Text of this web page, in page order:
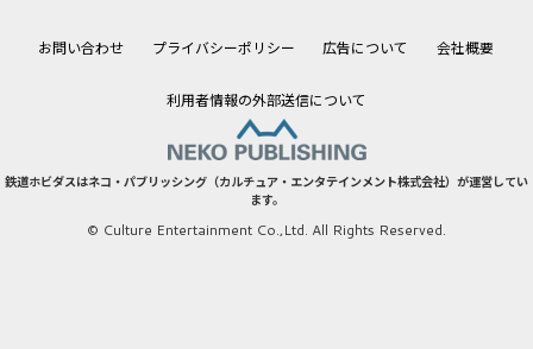
お問い合わせ プライバシーポリシー 広告について 会社概要
利用者情報の外部送信について
鉄道ホビダスはネコ・パブリッシング（カルチュア・エンタテインメント株式会社）が運営してい
ます。
© Culture Entertainment Co.,Ltd. All Rights Reserved.